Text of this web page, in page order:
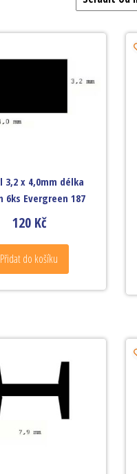
3,2 x 4,0mm délka
6ks Evergreen 187
120 Kč
Přidat do košíku